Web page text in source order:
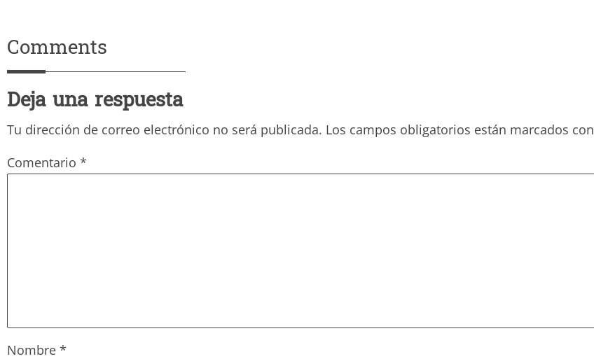
Comments
Deja una respuesta
Tu dirección de correo electrónico no será publicada. Los campos obligatorios están marcados con
Comentario *
Nombre *